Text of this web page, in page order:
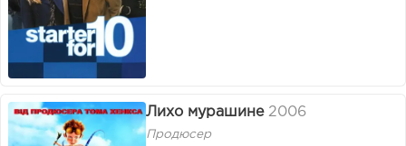
Лихо мурашине 2006
Продюсер